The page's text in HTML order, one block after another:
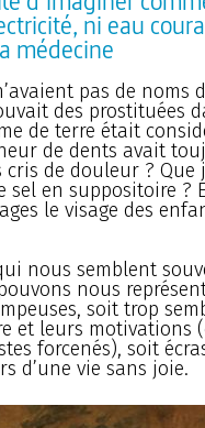
ni eau
médecine
pas de noms
des prostituées
de terre était
de dents avait
de douleur ? Que
en suppositoire ?
le visage des
nous semblent
nous
soit trop
et leurs motivations
forcenés), soit
d’une vie sans joie.